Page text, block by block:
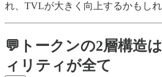
れ、TVLが大きく向上するかもしれ
💬トークンの2層構造
ィリティが全て